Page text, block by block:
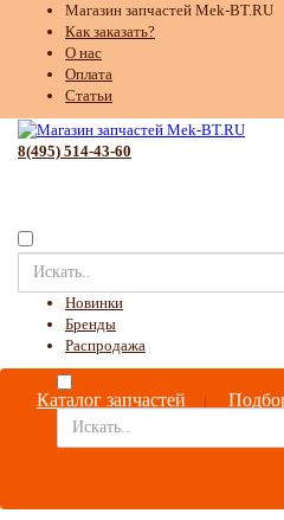
Магазин запчастей Mek-BT.RU
Как заказать?
О нас
Оплата
Статьи
8(495) 514-43-60
Новинки
Бренды
Распродажа
Каталог запчастей